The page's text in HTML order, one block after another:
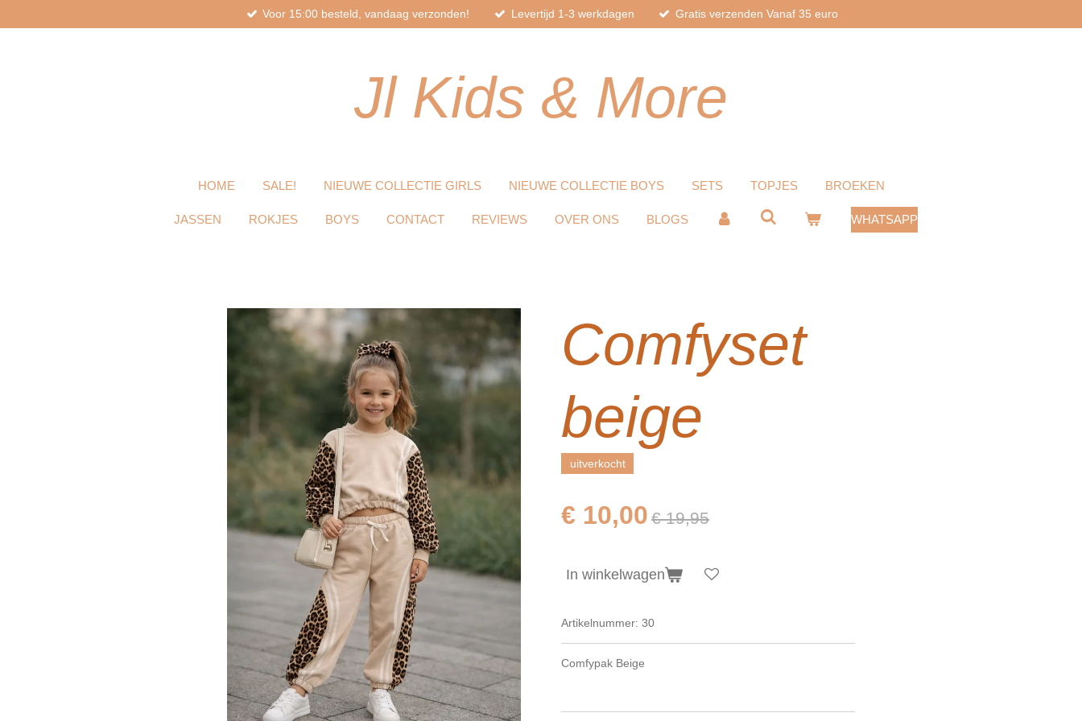
direct
Voor 15:00 besteld, vandaag verzonden! Levertijd 1-3 werkdagen Gratis verzenden Vanaf 35 euro
JlKids & More
HOME SALE! NIEUWE COLLECTIE GIRLS NIEUWE COLLECTIE BOYS SETS TOPJES BROEKEN
JASSEN ROKJES BOYS CONTACT REVIEWS OVER ONS BLOGS WHATSAPP
Comfyset
beige
uitverkocht
€ 10,00 € 19,95
In winkelwagen
Artikelnummer: 30
Comfypak Beige